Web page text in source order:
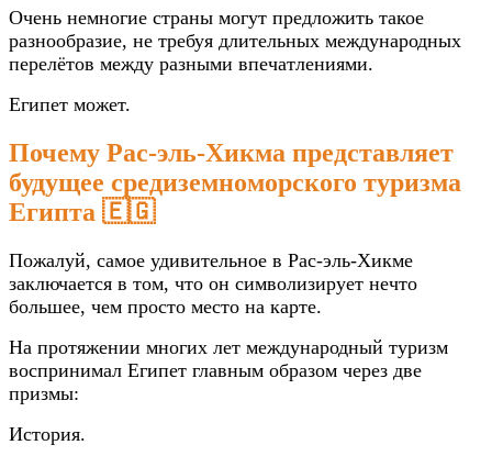
Очень немногие страны могут предложить такое
разнообразие, не требуя длительных международных
перелётов между разными впечатлениями.
Египет может.
Почему Рас-эль-Хикма представляет
будущее средиземноморского туризма
Египта 🇪🇬
Пожалуй, самое удивительное в Рас-эль-Хикме
заключается в том, что он символизирует нечто
большее, чем просто место на карте.
На протяжении многих лет международный туризм
воспринимал Египет главным образом через две
призмы:
История.